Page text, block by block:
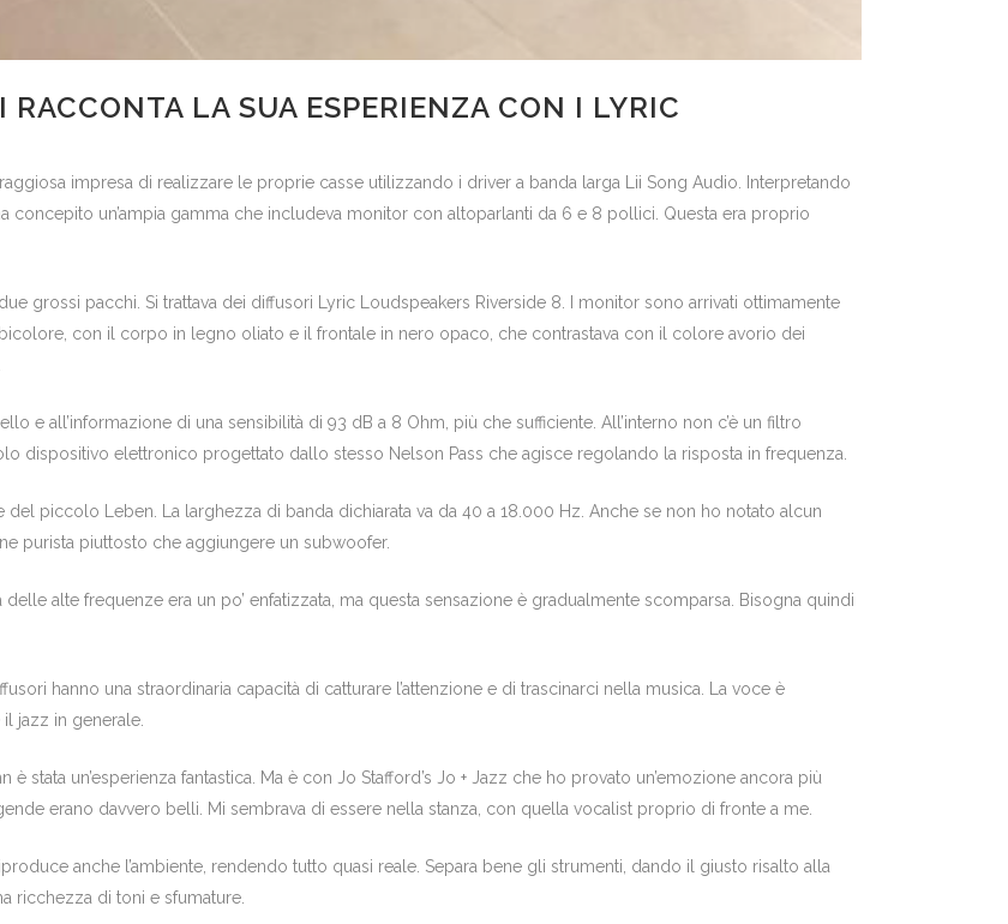
RACCONTA LA SUA ESPERIENZA CON I LYRIC
impresa di realizzare le proprie casse utilizzando i driver a banda larga Lii Song Audio. Interpretando
concepito un’ampia gamma che includeva monitor con altoparlanti da 6 e 8 pollici. Questa era proprio
grossi pacchi. Si trattava dei diffusori Lyric Loudspeakers Riverside 8. I monitor sono arrivati ottimamente
con il corpo in legno oliato e il frontale in nero opaco, che contrastava con il colore avorio dei
e all’informazione di una sensibilità di 93 dB a 8 Ohm, più che sufficiente. All’interno non c’è un filtro
dispositivo elettronico progettato dallo stesso Nelson Pass che agisce regolando la risposta in frequenza.
piccolo Leben. La larghezza di banda dichiarata va da 40 a 18.000 Hz. Anche se non ho notato alcun
purista piuttosto che aggiungere un subwoofer.
alte frequenze era un po’ enfatizzata, ma questa sensazione è gradualmente scomparsa. Bisogna quindi
hanno una straordinaria capacità di catturare l’attenzione e di trascinarci nella musica. La voce è
jazz in generale.
stata un’esperienza fantastica. Ma è con Jo Stafford’s Jo + Jazz che ho provato un’emozione ancora più
erano davvero belli. Mi sembrava di essere nella stanza, con quella vocalist proprio di fronte a me.
anche l’ambiente, rendendo tutto quasi reale. Separa bene gli strumenti, dando il giusto risalto alla
ricchezza di toni e sfumature.